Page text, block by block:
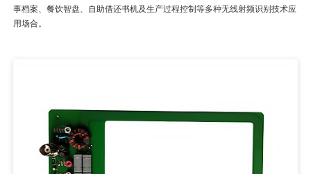
事档案、餐饮智盘、自助借还书机及生产过程控制等多种无线射频识别技术应
用场合。